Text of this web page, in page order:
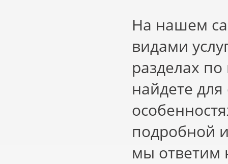
На нашем
видами
разделах
найдете
подробной
мы ответим